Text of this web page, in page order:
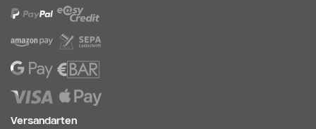
Versandarten